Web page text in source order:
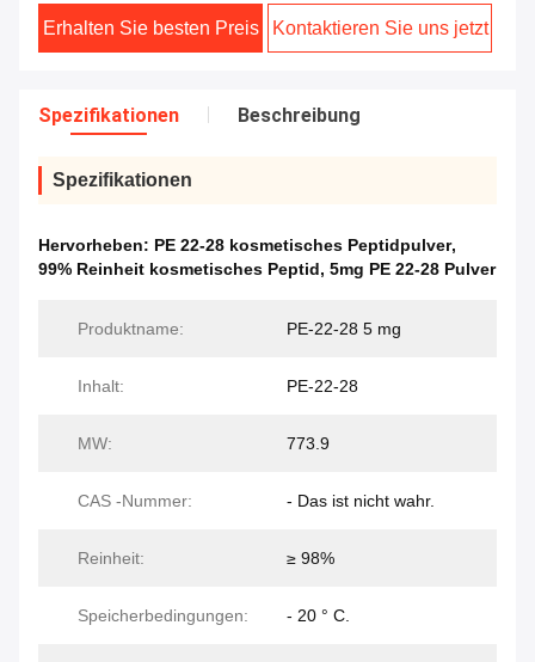
Erhalten Sie besten Preis Kontaktieren Sie uns jetzt
Spezifikationen Beschreibung
Spezifikationen
Hervorheben: PE 22-28 kosmetisches Peptidpulver,
99% Reinheit kosmetisches Peptid, 5mg PE 22-28 Pulver
Produktname: PE-22-28 5 mg
Inhalt: PE-22-28
MW: 773.9
CAS -Nummer: - Das ist nicht wahr.
Reinheit: ≥ 98%
Speicherbedingungen: - 20 ° C.